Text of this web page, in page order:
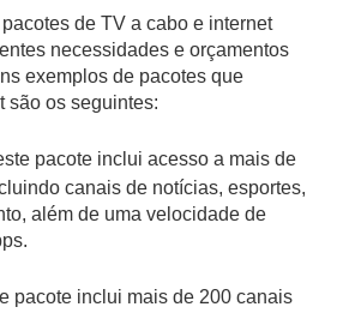
de TV a cabo e internet
necessidades e orçamentos
exemplos de pacotes que
são os seguintes:
pacote inclui acesso a mais de
canais de notícias, esportes,
além de uma velocidade de
pacote inclui mais de 200 canais